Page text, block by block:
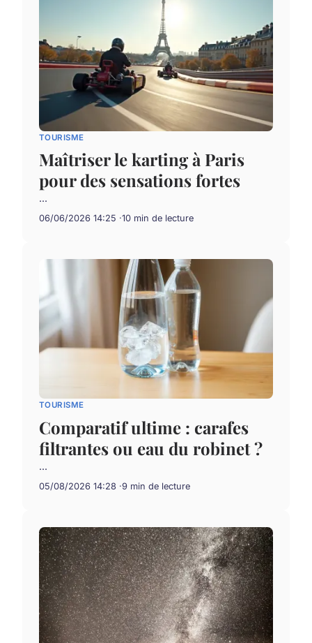
TOURISME
Maîtriser le karting à Paris
pour des sensations fortes
...
06/06/2026 14:25 10 min de lecture
TOURISME
Comparatif ultime : carafes
filtrantes ou eau du robinet ?
...
05/08/2026 14:28 9 min de lecture